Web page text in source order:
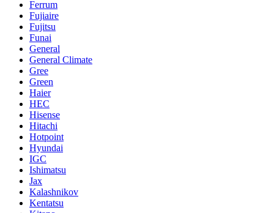
Ferrum
Fujiaire
Fujitsu
Funai
General
General Climate
Gree
Green
Haier
HEC
Hisense
Hitachi
Hotpoint
Hyundai
IGC
Ishimatsu
Jax
Kalashnikov
Kentatsu